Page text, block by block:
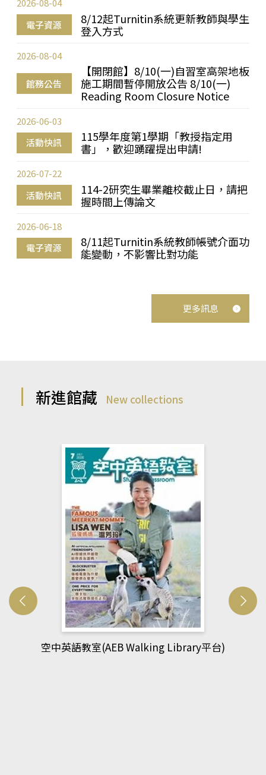
電子資源
8/12起Turnitin系統更新教師與學生
登入方式
2026-08-04
館務公告
【開閉館】8/10(一)自習室高架地板
施工期間暫停開放公告 8/10(一)
Reading Room Closure Notice
2026-08-04
活動快訊
115學年度第1學期「教授指定用
書」，歡迎踴躍提出申請!
2026-06-03
活動快訊
114-2研究生畢業離校截止日，請把
握時間上傳論文
2026-07-22
電子資源
8/11起Turnitin系統教師帳號介面功
能變動，不影響比對功能
2026-06-18
更多訊息
新進館藏 New collections
網管人(kono平台)